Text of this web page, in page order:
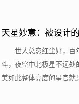
天星妙意：被设计
世人总恋红尘好，百
斗，夜空中北极星不远处
美如此整体亮度的星官就